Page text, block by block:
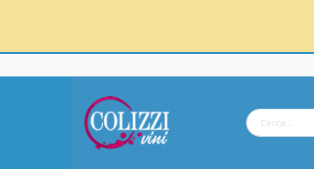
al
Cerca